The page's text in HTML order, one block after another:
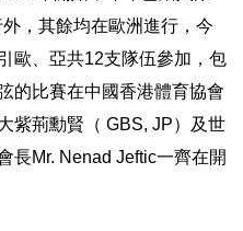
，其餘均在歐洲進行， 今
歐、亞共12支隊伍參加， 包
的比賽在中國香港體育協會
紫荊勳賢（ GBS, JP）及世
長Mr. Nenad Jeftic一齊在開